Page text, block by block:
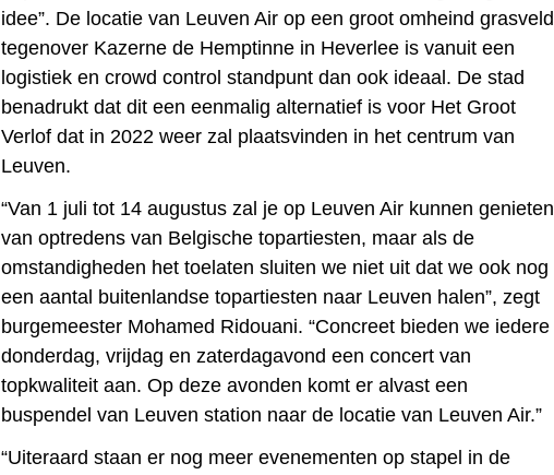
idee”. De locatie van Leuven Air op een groot omheind grasveld
tegenover Kazerne de Hemptinne in Heverlee is vanuit een
logistiek en crowd control standpunt dan ook ideaal. De stad
benadrukt dat dit een eenmalig alternatief is voor Het Groot
Verlof dat in 2022 weer zal plaatsvinden in het centrum van
Leuven.
“Van 1 juli tot 14 augustus zal je op Leuven Air kunnen genieten
van optredens van Belgische topartiesten, maar als de
omstandigheden het toelaten sluiten we niet uit dat we ook nog
een aantal buitenlandse topartiesten naar Leuven halen”, zegt
burgemeester Mohamed Ridouani. “Concreet bieden we iedere
donderdag, vrijdag en zaterdagavond een concert van
topkwaliteit aan. Op deze avonden komt er alvast een
buspendel van Leuven station naar de locatie van Leuven Air.”
“Uiteraard staan er nog meer evenementen op stapel in de